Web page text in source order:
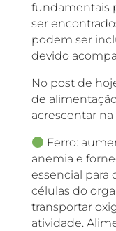
fundamentais
ser
podem ser
devido
No post de
de
acrescentar na
Ferro:
anemia e
essencial para
células do
transportar
atividade.